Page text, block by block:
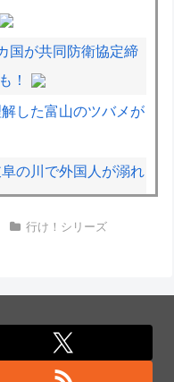
国が共同防衛協定締
！
した富山のツバメが
の川で外国人が溺れ
でスマホ運転のプリ
国が共同防衛協定締
行け！シリーズ